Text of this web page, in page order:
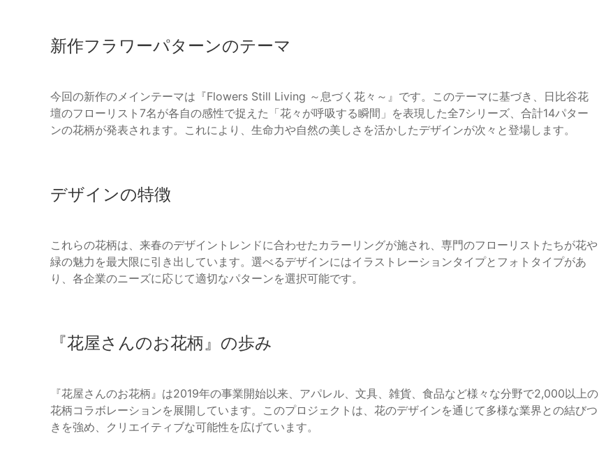
新作フラワーパターンのテーマ
今回の新作のメインテーマは『Flowers Still Living ～息づく花々～』です。このテーマに基づき、日比谷花
壇のフローリスト7名が各自の感性で捉えた「花々が呼吸する瞬間」を表現した全7シリーズ、合計14パター
ンの花柄が発表されます。これにより、生命力や自然の美しさを活かしたデザインが次々と登場します。
デザインの特徴
これらの花柄は、来春のデザイントレンドに合わせたカラーリングが施され、専門のフローリストたちが花や
緑の魅力を最大限に引き出しています。選べるデザインにはイラストレーションタイプとフォトタイプがあ
り、各企業のニーズに応じて適切なパターンを選択可能です。
『花屋さんのお花柄』の歩み
『花屋さんのお花柄』は2019年の事業開始以来、アパレル、文具、雑貨、食品など様々な分野で2,000以上の
花柄コラボレーションを展開しています。このプロジェクトは、花のデザインを通じて多様な業界との結びつ
きを強め、クリエイティブな可能性を広げています。